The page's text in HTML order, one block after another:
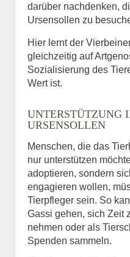
darüber nachdenken,
Ursensollen zu
Hier lernt der
gleichzeitig auf
Sozialisierung des
Wert ist.
UNTERSTÜTZUNG
URSENSOLLEN
Menschen, die das
nur unterstützen
adoptieren, sondern
engagieren wollen,
Tierpfleger sein. So
Gassi gehen, sich Zeit
nehmen oder als
Spenden sammeln.